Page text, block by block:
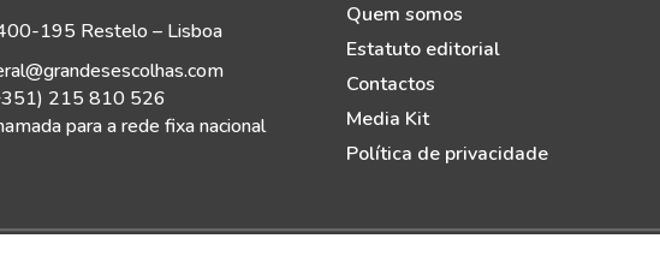
195 Restelo – Lisboa
215 810 526
para a rede fixa nacional
Quem somos
Estatuto editorial
Contactos
Media Kit
Política de privacidade